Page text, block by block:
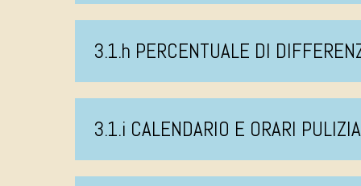
3.1.h PERCENTUALE DI
3.1.i CALENDARIO E ORARI